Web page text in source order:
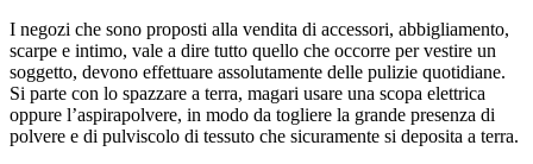
I negozi che sono proposti alla vendita di accessori, abbigliamento,
scarpe e intimo, vale a dire tutto quello che occorre per vestire un
soggetto, devono effettuare assolutamente delle pulizie quotidiane.
Si parte con lo spazzare a terra, magari usare una scopa elettrica
oppure l’aspirapolvere, in modo da togliere la grande presenza di
polvere e di pulviscolo di tessuto che sicuramente si deposita a terra.